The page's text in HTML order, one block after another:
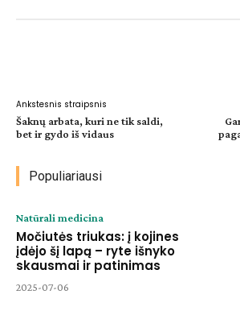
Ankstesnis straipsnis
Šaknų arbata, kuri ne tik saldi,
bet ir gydo iš vidaus
Populiariausi
Natūrali medicina
Močiutės triukas: į kojines
įdėjo šį lapą – ryte išnyko
skausmai ir patinimas
2025-07-06